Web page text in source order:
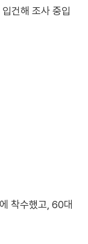
건해 조사 중입
착수했고, 60대